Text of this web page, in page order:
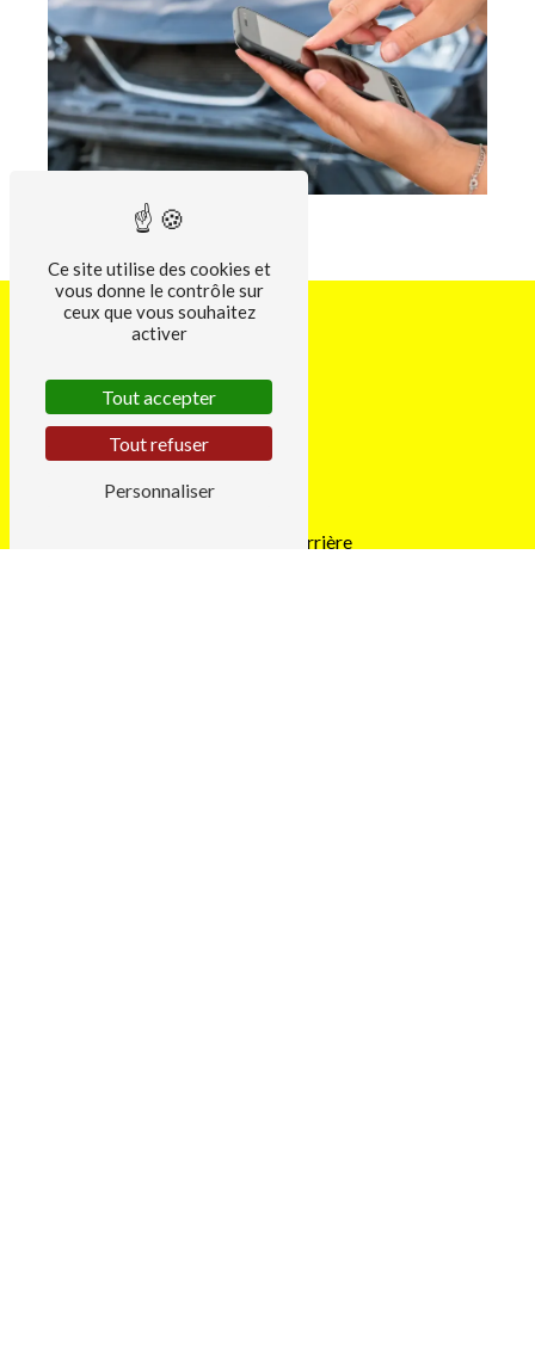
1 Chemin de Lorrière
Ce site utilise des cookies et
vous donne le contrôle sur
ceux que vous souhaitez
activer
Tout accepter
Tout refuser
Personnaliser